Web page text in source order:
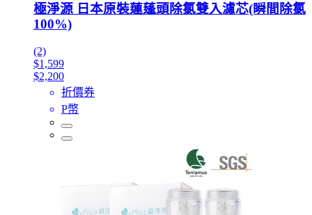
極淨源 日本原裝蓮蓬頭除氯雙入濾芯(瞬間除氯
100%)
(2)
$1,599
$2,200
折價券
P幣